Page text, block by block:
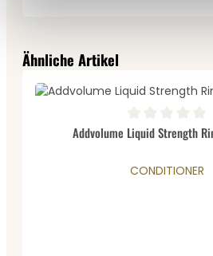
Produktgalerie überspringen
Ähnliche Artikel
Durchschnittliche Bewertung
Addvolume Liquid Strength
CONDITIONER